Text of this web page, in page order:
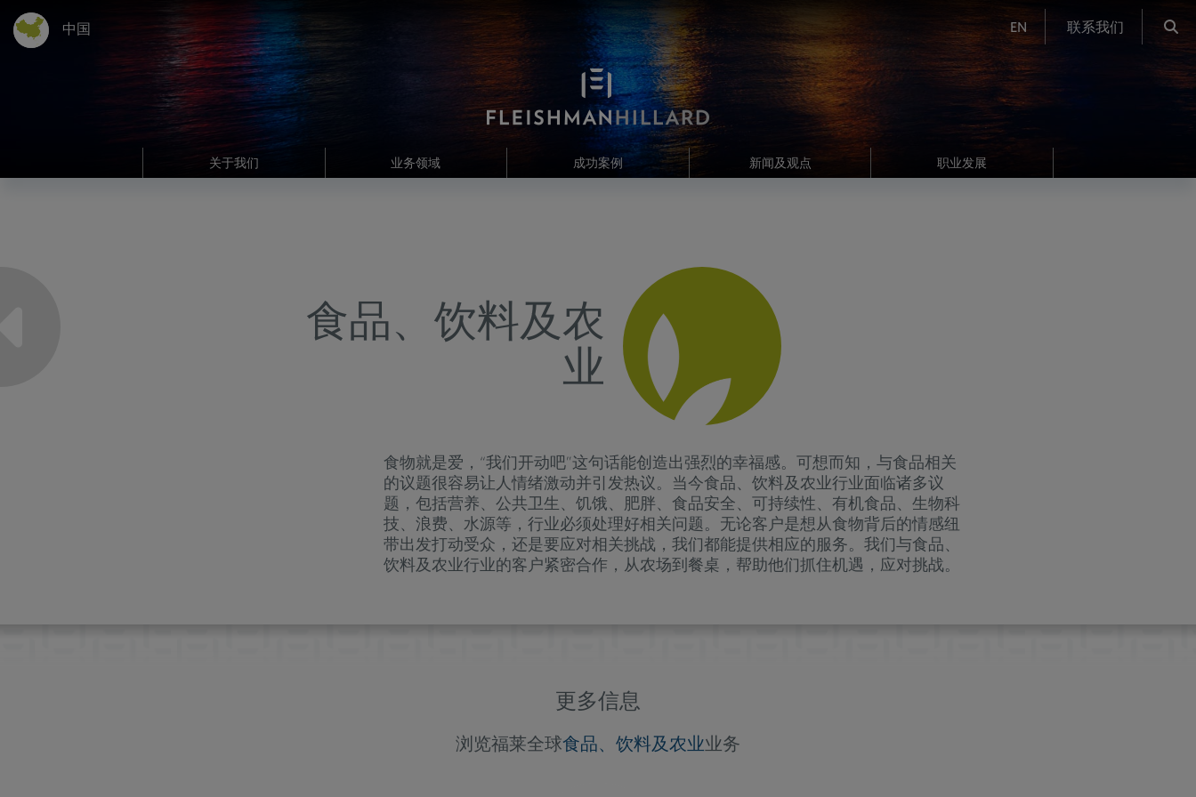
中国 EN 联系我们
关于我们 业务领域 成功案例 新闻及观点 职业发展
食品、饮料及农
业
食物就是爱，“我们开动吧”这句话能创造出强烈的幸福感。可想而知，与食品相关
的议题很容易让人情绪激动并引发热议。当今食品、饮料及农业行业面临诸多议
题，包括营养、公共卫生、饥饿、肥胖、食品安全、可持续性、有机食品、生物科
技、浪费、水源等，行业必须处理好相关问题。无论客户是想从食物背后的情感纽
带出发打动受众，还是要应对相关挑战，我们都能提供相应的服务。我们与食品、
饮料及农业行业的客户紧密合作，从农场到餐桌，帮助他们抓住机遇，应对挑战。
更多信息
浏览福莱全球食品、饮料及农业业务